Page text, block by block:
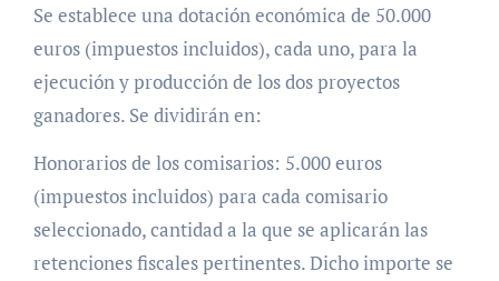
Se establece una dotación económica de 50.000
euros (impuestos incluidos), cada uno, para la
ejecución y producción de los dos proyectos
ganadores. Se dividirán en:
Honorarios de los comisarios: 5.000 euros
(impuestos incluidos) para cada comisario
seleccionado, cantidad a la que se aplicarán las
retenciones fiscales pertinentes. Dicho importe se